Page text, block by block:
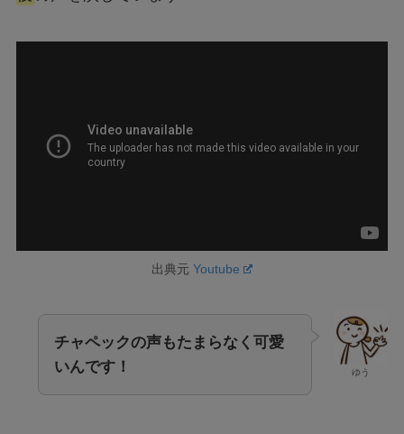
出典元 Youtube
ゆう
チャペックの声もたまらなく可愛
いんです！